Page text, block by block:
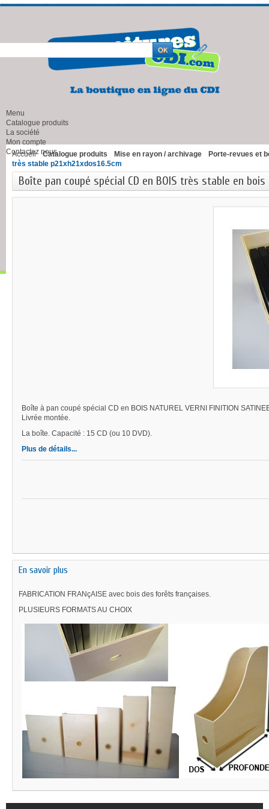
Menu
Catalogue produits
La société
Mon compte
Contactez nous
Accueil Catalogue produits Mise en rayon / archivage
Porte-revues et
très stable p21xh21xdos16.5cm
Boîte pan coupé spécial CD en BOIS très stable en bois
Boîte à pan coupé spécial CD en BOIS NATUREL VERNI FINITION
Livrée montée.
La boîte. Capacité : 15 CD (ou 10 DVD).
Plus de détails...
En savoir plus
FABRICATION FRANçAISE avec bois des forêts françaises.
PLUSIEURS FORMATS AU CHOIX